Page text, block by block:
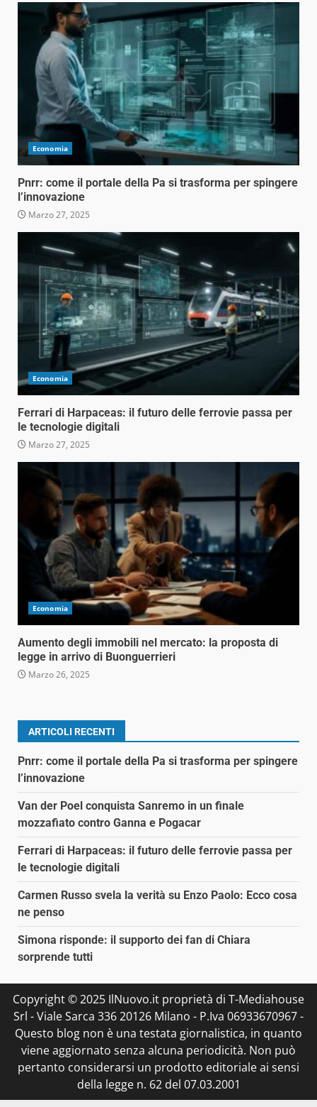
Economia
Pnrr: come il portale della Pa si trasforma per spingere
l’innovazione
Marzo 27, 2025
Economia
Ferrari di Harpaceas: il futuro delle ferrovie passa per
le tecnologie digitali
Marzo 27, 2025
Economia
Aumento degli immobili nel mercato: la proposta di
legge in arrivo di Buonguerrieri
Marzo 26, 2025
ARTICOLI RECENTI
Pnrr: come il portale della Pa si trasforma per spingere
l’innovazione
Van der Poel conquista Sanremo in un finale
mozzafiato contro Ganna e Pogacar
Ferrari di Harpaceas: il futuro delle ferrovie passa per
le tecnologie digitali
Carmen Russo svela la verità su Enzo Paolo: Ecco cosa
ne penso
Simona risponde: il supporto dei fan di Chiara
sorprende tutti
Copyright © 2025 IlNuovo.it proprietà di T-Mediahouse
Srl - Viale Sarca 336 20126 Milano - P.Iva 06933670967 -
Questo blog non è una testata giornalistica, in quanto
viene aggiornato senza alcuna periodicità. Non può
pertanto considerarsi un prodotto editoriale ai sensi
della legge n. 62 del 07.03.2001